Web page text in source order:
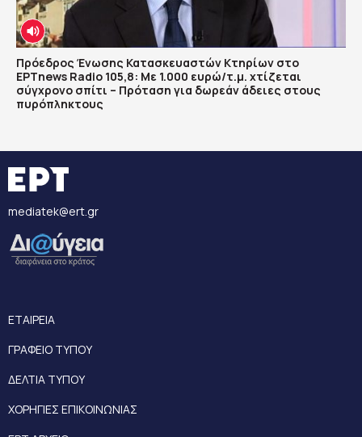
Πρόεδρος Ένωσης Κατασκευαστών Κτηρίων στο
ΕΡΤnews Radio 105,8: Με 1.000 ευρώ/τ.μ. χτίζεται
σύγχρονο σπίτι – Πρόταση για δωρεάν άδειες στους
πυρόπληκτους
mediatek@ert.gr
ΕΤΑΙΡΕΙΑ
ΓΡΑΦΕΙΟ ΤΥΠΟΥ
ΔΕΛΤΙΑ ΤΥΠΟΥ
ΧΟΡΗΓΙΕΣ ΕΠΙΚΟΙΝΩΝΙΑΣ